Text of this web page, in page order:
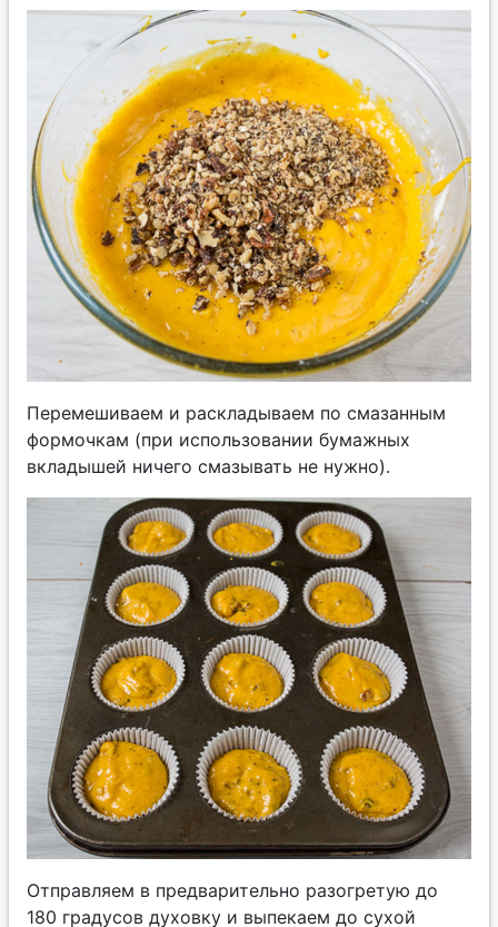
Перемешиваем и раскладываем по смазанным
формочкам (при использовании бумажных
вкладышей ничего смазывать не нужно).
Отправляем в предварительно разогретую до
180 градусов духовку и выпекаем до сухой